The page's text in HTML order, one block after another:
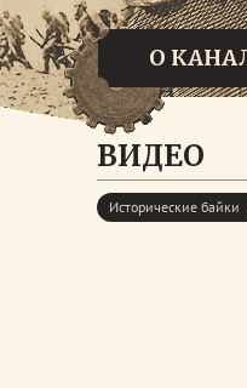
О
ВИДЕО
Исторические байки